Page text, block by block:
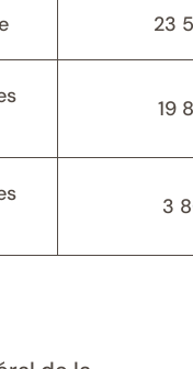
23
19
3